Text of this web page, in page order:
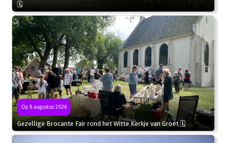
🗓
Op 8 augustus 2026
Gezellige Brocante Fair rond het Witte Kerkje van Groet 🗓